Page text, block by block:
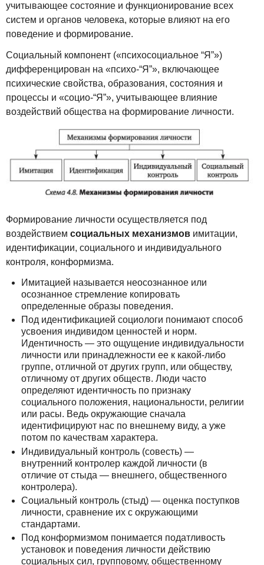
учитывающее состояние и функционирование всех
систем и органов человека, которые влияют на его
поведение и формирование.
Социальный компонент («психосоциальное “Я”»)
дифференцирован на «психо-“Я”», включающее
психические свойства, образования, состояния и
процессы и «социо-“Я”», учитывающее влияние
воздействий общества на формирование личности.
Формирование личности осуществляется под
воздействием социальных механизмов имитации,
идентификации, социального и индивидуального
контроля, конформизма.
Имитацией называется неосознанное или
осознанное стремление копировать
определенные образы поведения.
Под идентификацией социологи понимают способ
усвоения индивидом ценностей и норм.
Идентичность — это ощущение индивидуальности
личности или принадлежности ее к какой-либо
группе, отличной от других групп, или обществу,
отличному от других обществ. Люди часто
определяют идентичность по признаку
социального положения, национальности, религии
или расы. Ведь окружающие сначала
идентифицируют нас по внешнему виду, а уже
потом по качествам характера.
Индивидуальный контроль (совесть) —
внутренний контролер каждой личности (в
отличие от стыда — внешнего, общественного
контролера).
Социальный контроль (стыд) — оценка поступков
личности, сравнение их с окружающими
стандартами.
Под конформизмом понимается податливость
установок и поведения личности действию
социальных сил, групповому, общественному